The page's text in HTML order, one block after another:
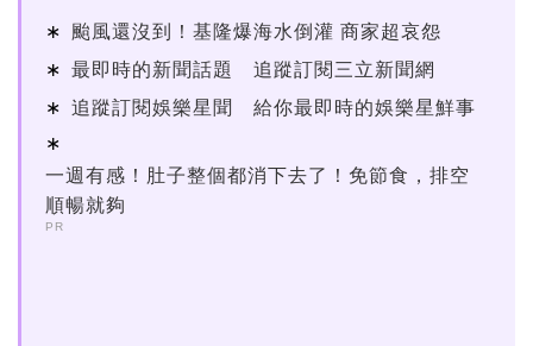
颱風還沒到！基隆爆海水倒灌 商家超哀怨
最即時的新聞話題 追蹤訂閱三立新聞網
追蹤訂閱娛樂星聞 給你最即時的娛樂星鮮事
一週有感！肚子整個都消下去了！免節食，排空
順暢就夠
PR